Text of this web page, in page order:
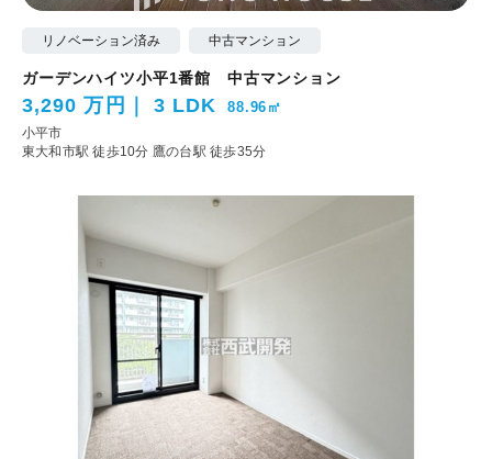
リノベーション済み 中古マンション
ガーデンハイツ小平1番館 中古マンション
3,290 万円 3 LDK 88.96㎡
小平市
東大和市駅 徒歩10分 鷹の台駅 徒歩35分